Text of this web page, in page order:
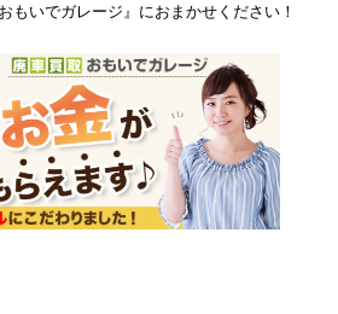
もいでガレージ』におまかせください！